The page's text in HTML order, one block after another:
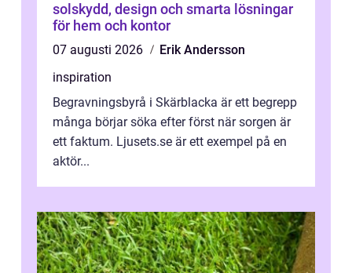
solskydd, design och smarta lösningar
för hem och kontor
07 augusti 2026
Erik Andersson
inspiration
Begravningsbyrå i Skärblacka är ett begrepp
många börjar söka efter först när sorgen är
ett faktum. Ljusets.se är ett exempel på en
aktör...